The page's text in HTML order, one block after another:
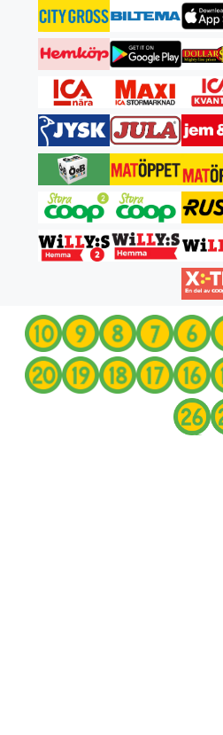
إلى
المحتوى